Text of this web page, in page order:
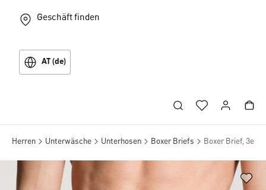
Geschäft finden
AT (de)
Herren Unterwäsche Unterhosen Boxer Briefs Boxer Brief, 3er-